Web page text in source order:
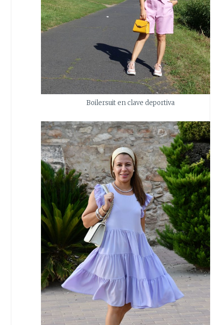
Boilersuit en clave deportiva